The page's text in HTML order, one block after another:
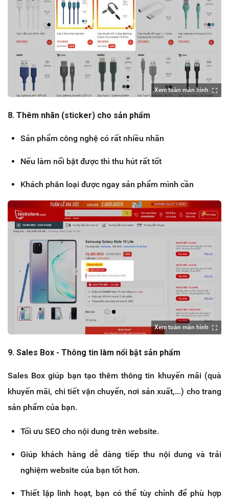
Xem toàn màn hình
8. Thêm nhãn (sticker) cho sản phẩm
Sản phẩm công nghệ có rất nhiều nhãn
Nếu làm nổi bật được thì thu hút rất tốt
Khách phân loại được ngay sản phẩm mình cần
Xem toàn màn hình
9. Sales Box - Thông tin làm nổi bật sản phẩm
Sales Box giúp bạn tạo thêm thông tin khuyến mãi (quà
khuyến mãi, chi tiết vận chuyển, nơi sản xuất,...) cho trang
sản phẩm của bạn.
Tối ưu SEO cho nội dung trên website.
Giúp khách hàng dễ dàng tiếp thu nội dung và trải
nghiệm website của bạn tốt hơn.
Thiết lập linh hoạt, bạn có thể tùy chỉnh để phù hợp